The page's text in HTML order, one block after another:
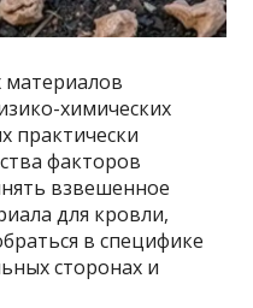
химических
практически
факторов
взвешенное
для кровли,
в специфике
сторонах и